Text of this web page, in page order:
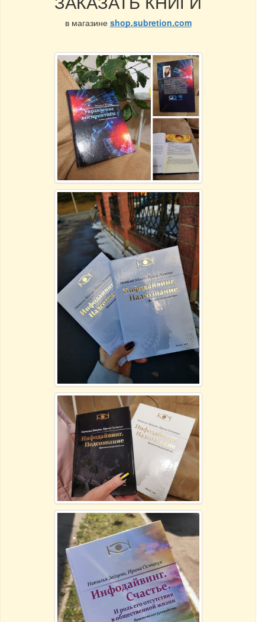
в магазине shop.subretion.com